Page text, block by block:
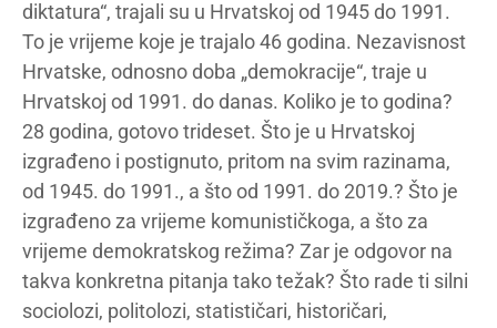
diktatura“, trajali su u Hrvatskoj od 1945 do 1991.
To je vrijeme koje je trajalo 46 godina. Nezavisnost
Hrvatske, odnosno doba „demokracije“, traje u
Hrvatskoj od 1991. do danas. Koliko je to godina?
28 godina, gotovo trideset. Što je u Hrvatskoj
izgrađeno i postignuto, pritom na svim razinama,
od 1945. do 1991., a što od 1991. do 2019.? Što je
izgrađeno za vrijeme komunističkoga, a što za
vrijeme demokratskog režima? Zar je odgovor na
takva konkretna pitanja tako težak? Što rade ti silni
sociolozi, politolozi, statističari, historičari,